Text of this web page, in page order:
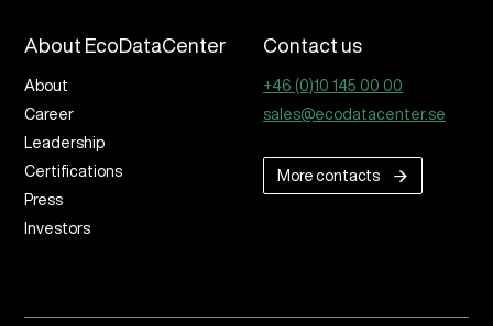
About EcoDataCenter
About
Career
Leadership
Certifications
Press
Investors
Contact us
+46 (0)10 145 00 00
sales@ecodatacenter.se
More contacts